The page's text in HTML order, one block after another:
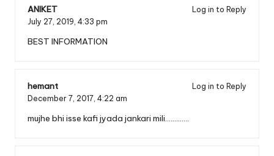
ANIKET
Log in to Reply
July 27, 2019, 4:33 pm
BEST INFORMATION
hemant
Log in to Reply
December 7, 2017, 4:22 am
mujhe bhi isse kafi jyada jankari mili………….